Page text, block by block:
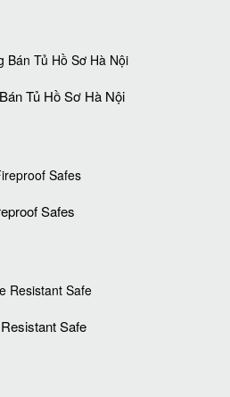
Tủ Hồ Sơ Hà Nội
Safes
Safe